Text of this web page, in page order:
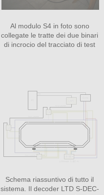
Al modulo S4 in foto sono
collegate le tratte dei due binari
di incrocio del tracciato di test
Schema riassuntivo di tutto il
sistema. Il decoder LTD S-DEC-